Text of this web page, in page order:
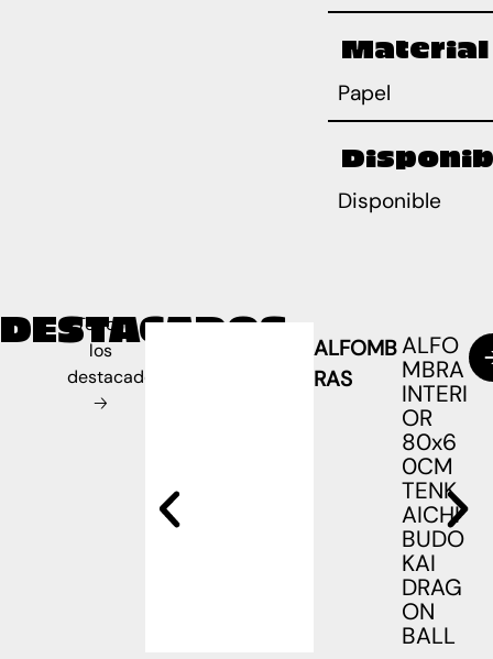
Material
Papel
Disponible
DESTACADOS
Todos
los
destacados
🡢
ALFOMB
RAS
ALFO
MBRA
INTERI
OR
80x6
0CM
TENK
AICHI
BUDO
KAI
DRAG
ON
BALL